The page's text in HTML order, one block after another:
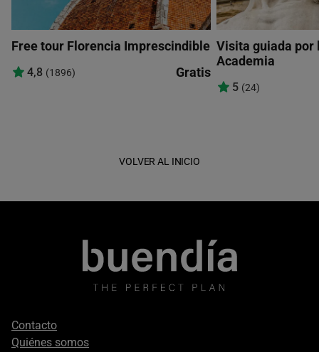
Free tour Florencia Imprescindible
4,8 (1896) Gratis
Visita guiada por
Academia
5 (24)
VOLVER AL INICIO
Footer
secondary
Contacto
Quiénes somos